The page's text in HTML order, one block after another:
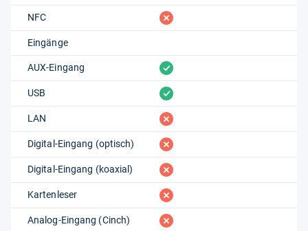
NFC fehlt
Eingänge
AUX-Eingang vorhanden
USB vorhanden
LAN fehlt
Digital-Eingang (optisch) fehlt
Digital-Eingang (koaxial) fehlt
Kartenleser fehlt
Analog-Eingang (Cinch) fehlt